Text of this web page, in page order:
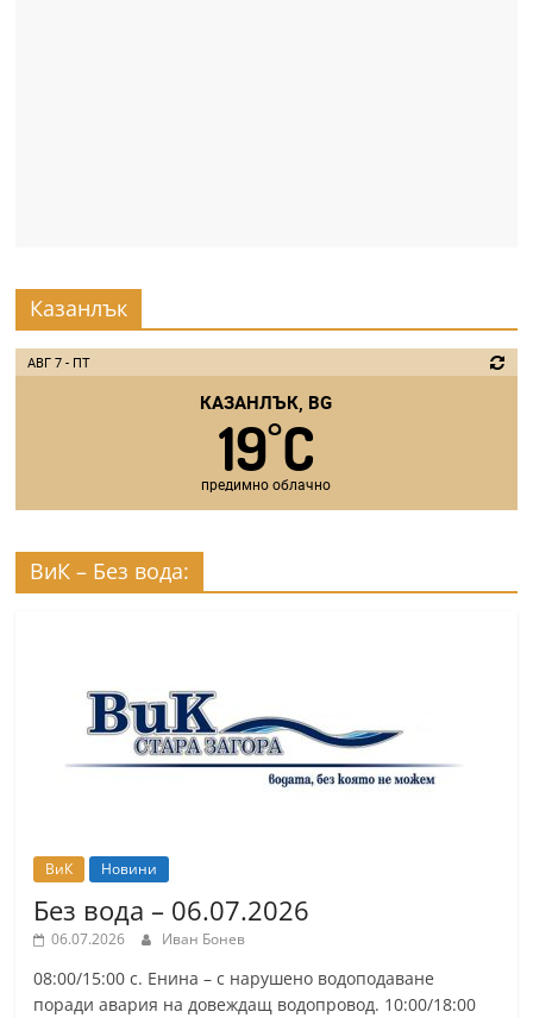
Казанлък
АВГ 7 - ПТ
КАЗАНЛЪК, BG
19°C
предимно облачно
ВиК – Без вода:
ВиК Новини
Без вода – 06.07.2026
06.07.2026 Иван Бонев
08:00/15:00 с. Енина – с нарушено водоподаване
поради авария на довеждащ водопровод. 10:00/18:00